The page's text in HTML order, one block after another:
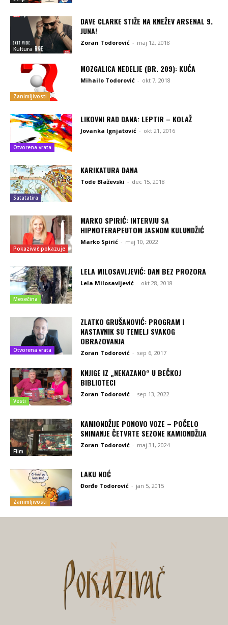
Kultura
DAVE CLARKE STIŽE NA KNEŽEV ARSENAL 9.
JUNA!
Zoran Todorović - maj 12, 2018
Zanimljivosti
MOZGALICA NEDELJE (BR. 209): KUĆA
Mihailo Todorović - okt 7, 2018
Otvorena vrata
LIKOVNI RAD DANA: LEPTIR – KOLAŽ
Jovanka Ignjatović - okt 21, 2016
Satatatira
KARIKATURA DANA
Tode Blaževski - dec 15, 2018
Pokazivač pokazuje
MARKO SPIRIĆ: INTERVJU SA
HIPNOTERAPEUTOM JASNOM KULUNDŽIĆ
Marko Spirić - maj 10, 2022
Mesečina
LELA MILOSAVLJEVIĆ: DAN BEZ PROZORA
Lela Milosavljević - okt 28, 2018
Otvorena vrata
ZLATKO GRUŠANOVIĆ: PROGRAM I
NASTAVNIK SU TEMELJ SVAKOG
OBRAZOVANJA
Zoran Todorović - sep 6, 2017
Vesti
KNJIGE IZ „NEKAZANO“ U BEČKOJ
BIBLIOTECI
Zoran Todorović - sep 13, 2022
Film
KAMIONDŽIJE PONOVO VOZE – POČELO
SNIMANJE ČETVRTE SEZONE KAMIONDŽIJA
Zoran Todorović - maj 31, 2024
Zanimljivosti
LAKU NOĆ
Đorđe Todorović - jan 5, 2015